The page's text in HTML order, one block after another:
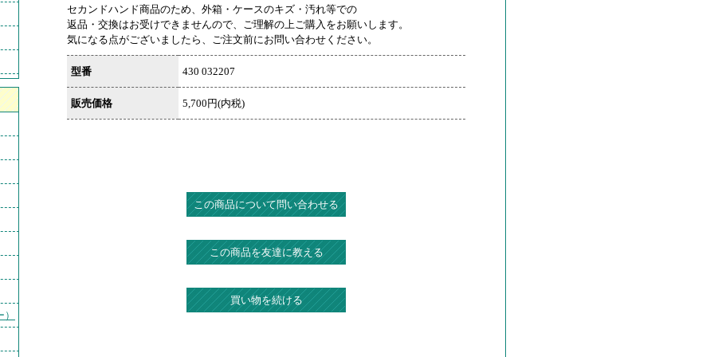
セカンドハンド商品のため、外箱・ケースのキズ・汚れ等での
返品・交換はお受けできませんので、ご理解の上ご購入をお願いします。
気になる点がございましたら、ご注文前にお問い合わせください。
型番 430 032207
販売価格 5,700円(内税)
この商品について問い合わせる
この商品を友達に教える
買い物を続ける